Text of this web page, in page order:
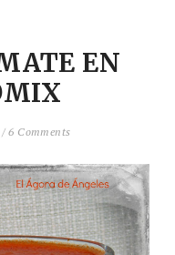
EN
/6 Comments